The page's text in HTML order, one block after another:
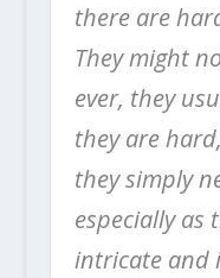
there are
They might
ever, they
they are
they simply
especially as
intricate and